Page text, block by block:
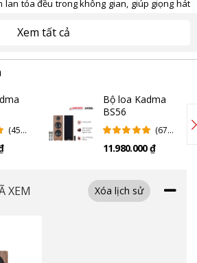
lan tỏa đều trong không gian, giúp giọng hát
phim hành động hay âm nhạc sống.
Xem tất cả
(45
Bộ loa Kadma
BS56
(67
Giá)
11.980.000 ₫
XEM Xóa lịch sử